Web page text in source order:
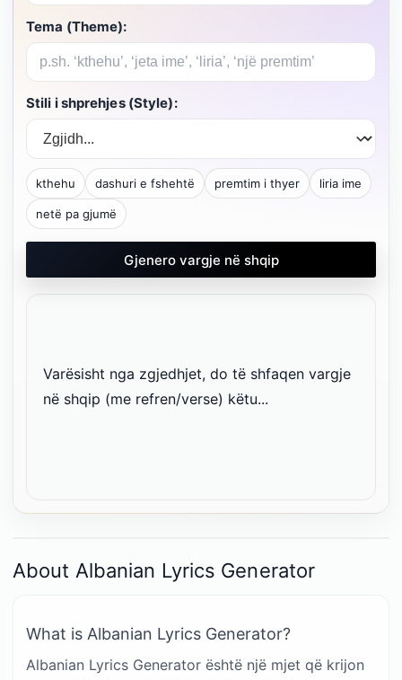
Tema (Theme):
Stili i shprehjes (Style):
kthehu dashuri e fshehtë premtim i thyer liria ime
netë pa gjumë
Gjenero vargje në shqip
Varësisht nga zgjedhjet, do të shfaqen vargje
në shqip (me refren/verse) këtu...
About Albanian Lyrics Generator
What is Albanian Lyrics Generator?
Albanian Lyrics Generator është një mjet që krijon